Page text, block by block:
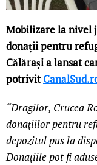
Mobilizare la nivel
donații pentru
Călărași a lansat
potrivit
“Dragilor, Crucea
donațiilor pentru
depozitul pus la
Donațiile pot fi